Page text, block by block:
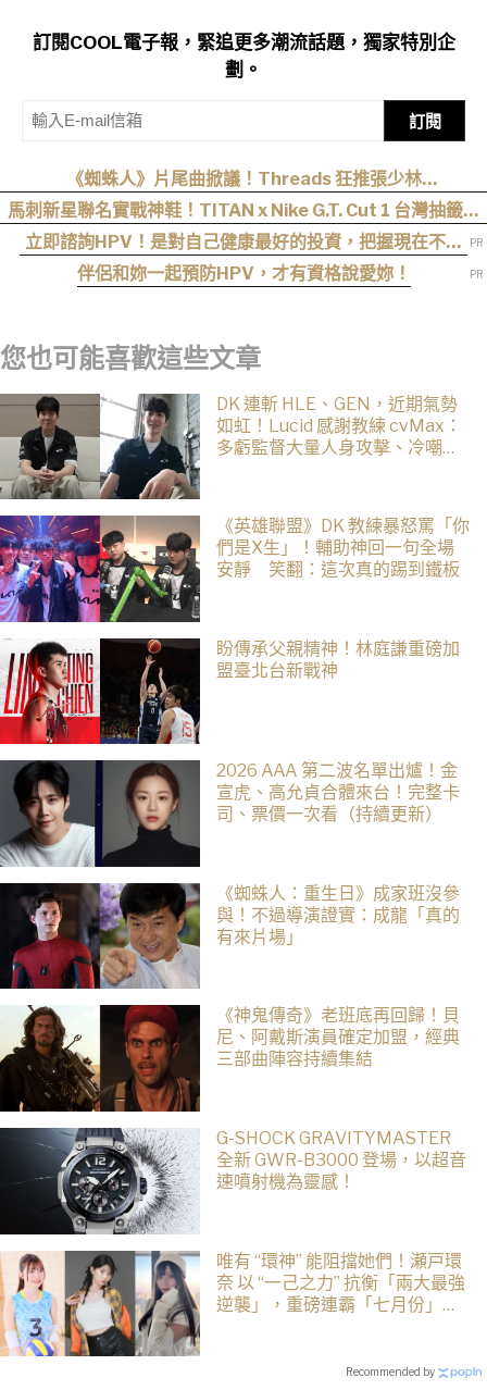
訂閱COOL電子報，緊追更多潮流話題，獨家特別企
劃。
訂閱
《蜘蛛人》片尾曲掀議！Threads 狂推張少林
〈SpiderMan〉，網友：播這個直接神作預定
馬刺新星聯名實戰神鞋！TITAN x Nike G.T. Cut 1 台灣抽籤資
訊曝光
立即諮詢HPV！是對自己健康最好的投資，把握現在不嫌
晚！
伴侶和妳一起預防HPV，才有資格說愛妳！
您也可能喜歡這些文章
DK 連斬 HLE、GEN，近期氣勢
如虹！Lucid 感謝教練 cvMax：
多虧監督大量人身攻擊、冷嘲熱
《英雄聯盟》DK 教練暴怒罵「你
們是X生」！輔助神回一句全場
安靜 笑翻：這次真的踢到鐵板
盼傳承父親精神！林庭謙重磅加
盟臺北台新戰神
2026 AAA 第二波名單出爐！金
宣虎、高允貞合體來台！完整卡
司、票價一次看（持續更新）
《蜘蛛人：重生日》成家班沒參
與！不過導演證實：成龍「真的
有來片場」
《神鬼傳奇》老班底再回歸！貝
尼、阿戴斯演員確定加盟，經典
三部曲陣容持續集結
G-SHOCK GRAVITYMASTER
全新 GWR-B3000 登場，以超音
速噴射機為靈感！
唯有 “環神” 能阻擋她們！瀬戸環
奈 以 “一己之力” 抗衡「兩大最強
逆襲」，重磅連霸「七月份」榜
Recommended by